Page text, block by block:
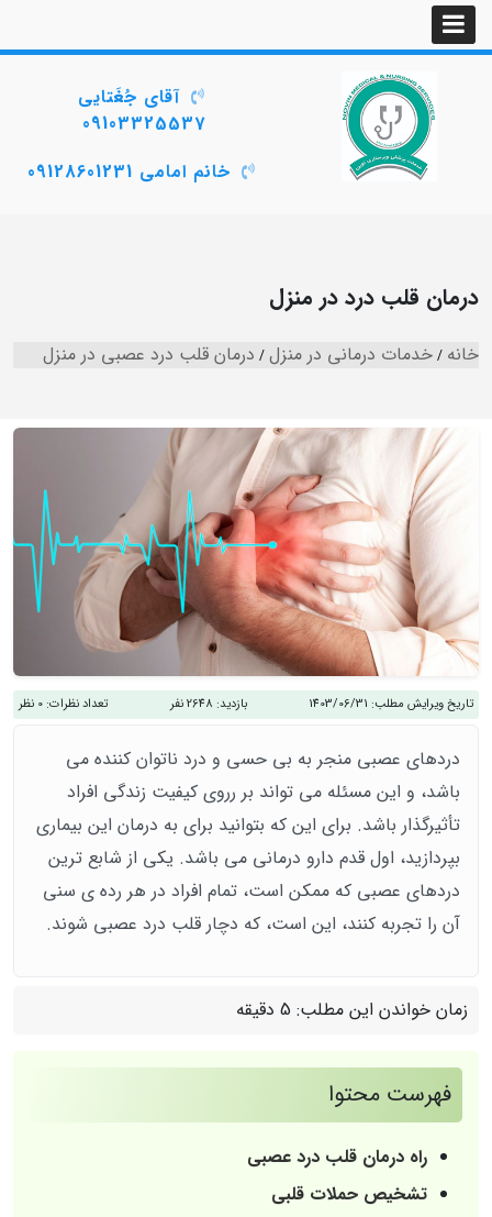
آقای جُغَتایی
09103325537
خانم امامی 09128601231
درمان قلب درد در منزل
خانه خدمات درمانی در منزل درمان قلب درد عصبی در منزل
تاریخ ویرایش مطلب: 1403/06/31 بازدید: 2648 نفر تعداد نظرات: 0 نظر
دردهای عصبی منجر به بی حسی و درد ناتوان کننده می
باشد، و این مسئله می تواند بر رروی کیفیت زندگی افراد
تأثیرگذار باشد. برای این که بتوانید برای به درمان این بیماری
بپردازید، اول قدم دارو درمانی می باشد. یکی از شابع ترین
دردهای عصبی که ممکن است، تمام افراد در هر رده ی سنی
آن را تجربه کنند، این است، که دچار قلب درد عصبی شوند.
زمان خواندن این مطلب: 5 دقیقه
فهرست محتوا
راه درمان قلب درد عصبی
تشخیص حملات قلبی